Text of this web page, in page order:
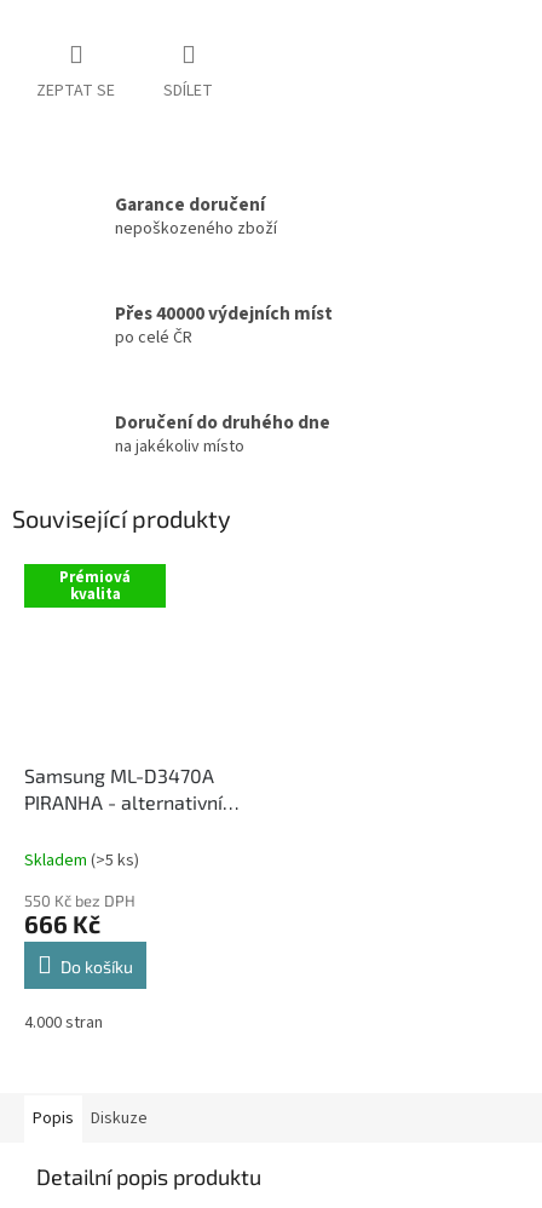
ZEPTAT SE SDÍLET
Garance doručení
nepoškozeného zboží
Přes 40000 výdejních míst
po celé ČR
Doručení do druhého dne
na jakékoliv místo
Související produkty
Prémiová
kvalita
Samsung ML-D3470A
PIRANHA - alternativní
Skladem (>5 ks)
550 Kč bez DPH
666 Kč
Do košíku
4.000 stran
Popis Diskuze
Detailní popis produktu